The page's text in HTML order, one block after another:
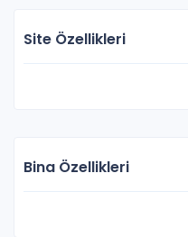
Site Özellikleri
Bina Özellikleri